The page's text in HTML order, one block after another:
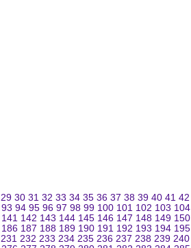
29 30 31 32 33 34 35 36 37 38 39 40 41 42
93 94 95 96 97 98 99 100 101 102 103 104
141 142 143 144 145 146 147 148 149 150
186 187 188 189 190 191 192 193 194 195
231 232 233 234 235 236 237 238 239 240